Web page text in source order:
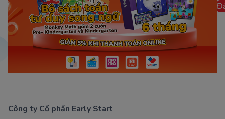
Công ty Cổ phần Early Start